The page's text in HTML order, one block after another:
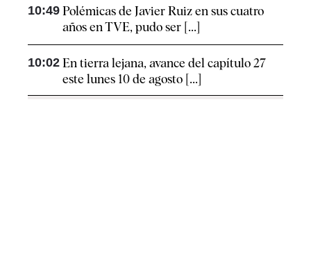
10:49 Polémicas de Javier Ruiz en sus cuatro
años en TVE, pudo ser [...]
10:02 En tierra lejana, avance del capítulo 27
este lunes 10 de agosto [...]